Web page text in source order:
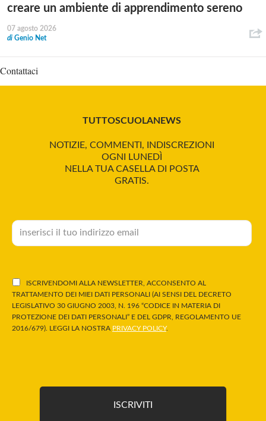
creare un ambiente di apprendimento sereno
07 agosto 2026
di Genio Net
Contattaci
TUTTOSCUOLANEWS
NOTIZIE, COMMENTI, INDISCREZIONI
OGNI LUNEDÌ
NELLA TUA CASELLA DI POSTA
GRATIS.
ISCRIVENDOMI ALLA NEWSLETTER, ACCONSENTO AL
TRATTAMENTO DEI MIEI DATI PERSONALI (AI SENSI DEL DECRETO
LEGISLATIVO 30 GIUGNO 2003, N. 196 “CODICE IN MATERIA DI
PROTEZIONE DEI DATI PERSONALI” E DEL GDPR, REGOLAMENTO UE
2016/679). LEGGI LA NOSTRA PRIVACY POLICY.